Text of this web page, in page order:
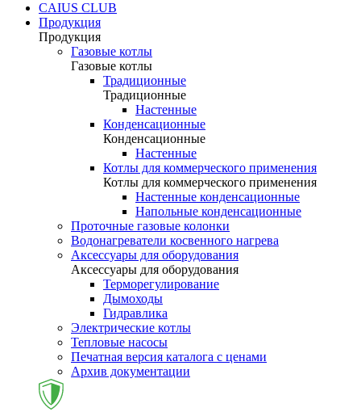
CAIUS CLUB
Продукция
Продукция
Газовые котлы
Газовые котлы
Традиционные
Традиционные
Настенные
Конденсационные
Конденсационные
Настенные
Котлы для коммерческого применения
Котлы для коммерческого применения
Настенные конденсационные
Напольные конденсационные
Проточные газовые колонки
Водонагреватели косвенного нагрева
Аксессуары для оборудования
Аксессуары для оборудования
Терморегулирование
Дымоходы
Гидравлика
Электрические котлы
Тепловые насосы
Печатная версия каталога с ценами
Архив документации